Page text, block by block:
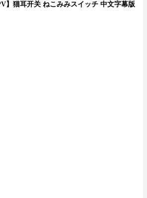
】猫耳开关 ねこみみスイッチ 中文字幕版